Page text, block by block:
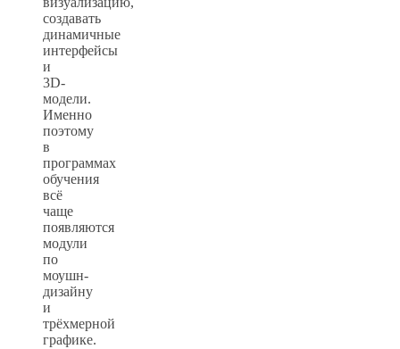
создавать
динамичные
интерфейсы
и
3D-
модели.
Именно
поэтому
в
программах
обучения
всё
чаще
появляются
модули
по
моушн-
дизайну
и
трёхмерной
графике.